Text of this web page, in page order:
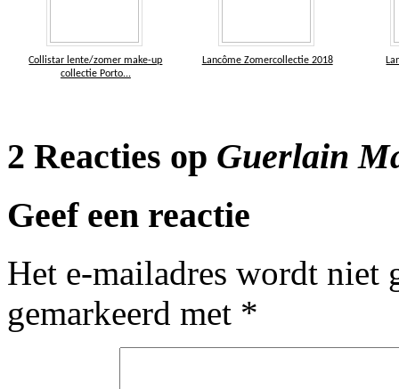
Collistar lente/zomer make-up
collectie Porto...
Lancôme Zomercollectie 2018
2 Reacties op Guerlain
Geef een reactie
Het e-mailadres wordt niet
gemarkeerd met *